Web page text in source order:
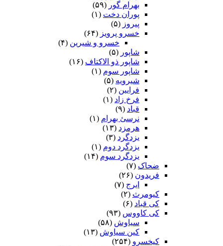
بهرام گور (۵۹)
پوران دخت (۱)
پیروز (۵)
خسرو پرویز (۶۴)
خسرو و شیرین (۴)
شاپور (۵)
شاپور ذو الاکتاف (۱۶)
شاپور سوم‏ (۱)
شیرویه (۵)
فرایین (۲)
فرخ زاد (۱)
قباد (۹)
نرسئ بهرام‏ (۱)
هرمزد (۱۳)
یزدگرد (۳)
یزدگرد دوم (۱)
یزدگرد سوم (۱۴)
ضحاک (۷)
فریدون (۲۶)
ایرج (۷)
کیومرث (۲)
کی قباد (۶)
کی کاووس (۹۳)
سیاوش (۵۸)
کین سیاوش (۱۳)
کیخسرو (۲۵۴)